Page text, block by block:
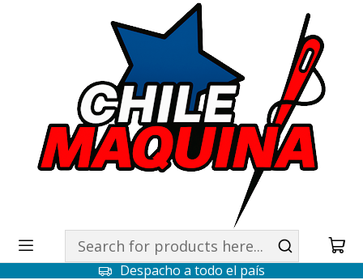
Despacho a todo el país